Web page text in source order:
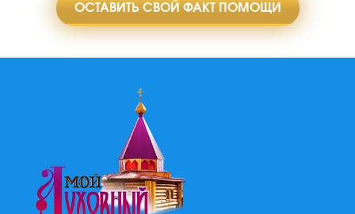
ОСТАВИТЬ СВОЙ ФАКТ ПОМОЩИ